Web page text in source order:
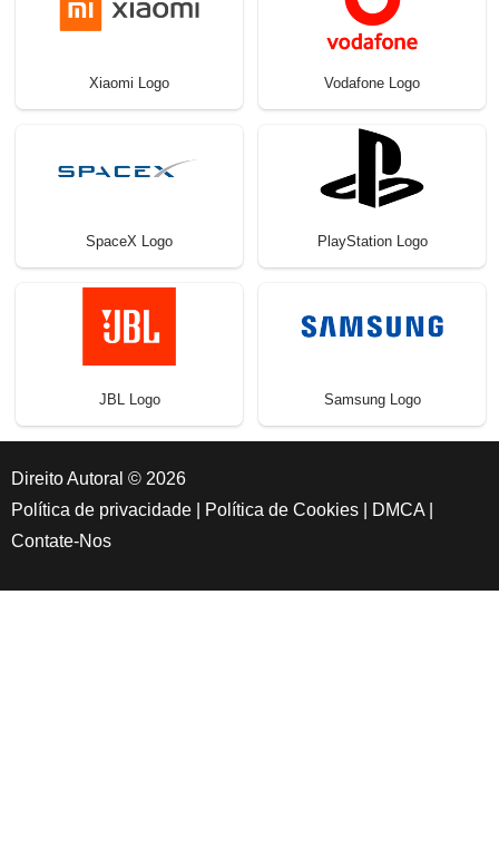
Xiaomi Logo Vodafone Logo
SpaceX Logo PlayStation Logo
JBL Logo Samsung Logo
Direito Autoral © 2026
Política de privacidade
Política de Cookies DMCA
Contate-Nos